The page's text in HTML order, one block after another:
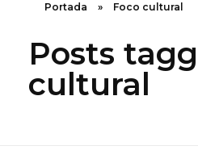
Portada » Foco cultural
Posts
cultural